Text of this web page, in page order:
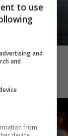
Όσα
στην TV
to use
and
and
from